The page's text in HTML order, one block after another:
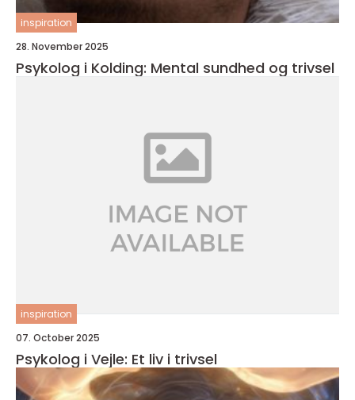
inspiration
28. November 2025
Psykolog i Kolding: Mental sundhed og trivsel
inspiration
07. October 2025
Psykolog i Vejle: Et liv i trivsel